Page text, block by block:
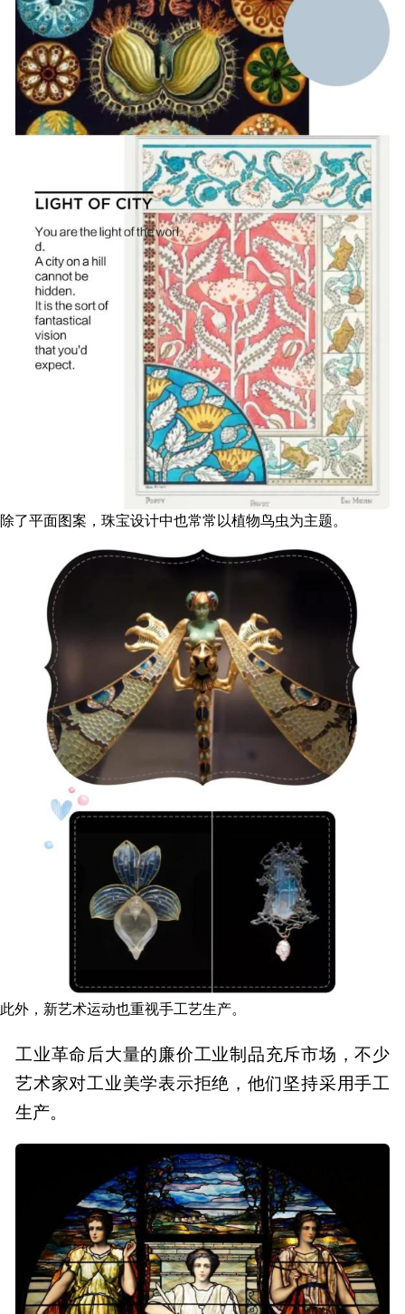
除了平面图案，珠宝设计中也常常以植物鸟虫为主题。
此外，新艺术运动也重视手工艺生产。
工业革命后大量的廉价工业制品充斥市场，不少
艺术家对工业美学表示拒绝，他们坚持采用手工
生产。